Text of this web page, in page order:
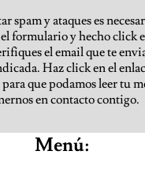
spam y ataques es
formulario y hecho click
el email que te
Haz click en el
que podamos leer tu
en contacto contigo.
Menú: